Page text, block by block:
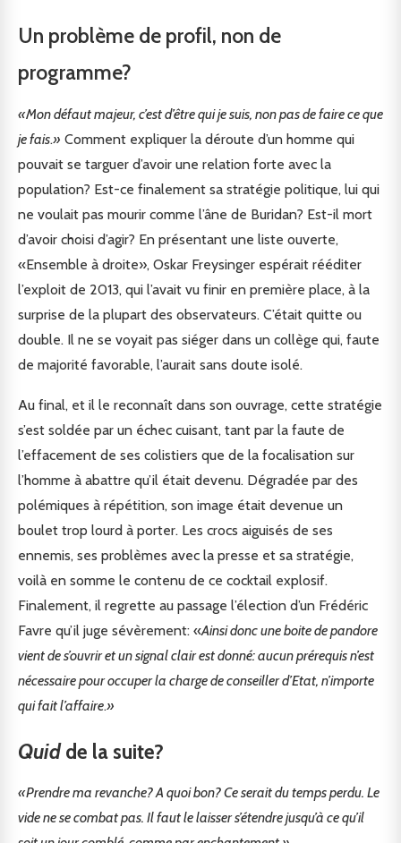
Un problème de profil, non de
programme?
«Mon défaut majeur, c’est d’être qui je suis, non pas de faire ce que
je fais.» Comment expliquer la déroute d’un homme qui
pouvait se targuer d’avoir une relation forte avec la
population? Est-ce finalement sa stratégie politique, lui qui
ne voulait pas mourir comme l’âne de Buridan? Est-il mort
d’avoir choisi d’agir? En présentant une liste ouverte,
«Ensemble à droite», Oskar Freysinger espérait rééditer
l’exploit de 2013, qui l’avait vu finir en première place, à la
surprise de la plupart des observateurs. C’était quitte ou
double. Il ne se voyait pas siéger dans un collège qui, faute
de majorité favorable, l’aurait sans doute isolé.
Au final, et il le reconnaît dans son ouvrage, cette stratégie
s’est soldée par un échec cuisant, tant par la faute de
l’effacement de ses colistiers que de la focalisation sur
l’homme à abattre qu’il était devenu. Dégradée par des
polémiques à répétition, son image était devenue un
boulet trop lourd à porter. Les crocs aiguisés de ses
ennemis, ses problèmes avec la presse et sa stratégie,
voilà en somme le contenu de ce cocktail explosif.
Finalement, il regrette au passage l’élection d’un Frédéric
Favre qu’il juge sévèrement: «Ainsi donc une boite de pandore
vient de s’ouvrir et un signal clair est donné: aucun prérequis n’est
nécessaire pour occuper la charge de conseiller d’Etat, n’importe
qui fait l’affaire.»
Quidde la suite?
«Prendre ma revanche? A quoi bon? Ce serait du temps perdu. Le
vide ne se combat pas. Il faut le laisser s’étendre jusqu’à ce qu’il